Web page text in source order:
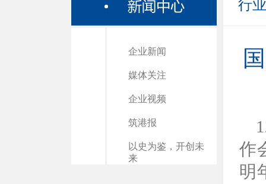
企业新闻
媒体关注
企业视频
筑港报
以史为鉴，开创未
来
行
作
明